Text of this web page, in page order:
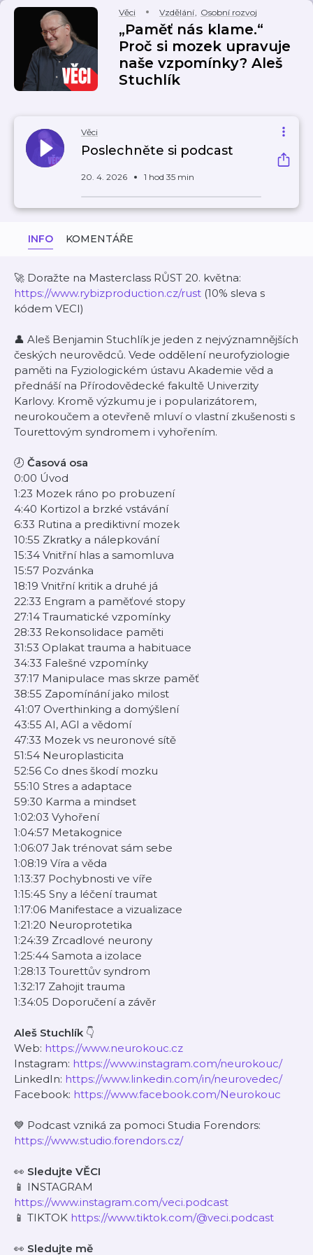
Věci Vzdělání, Osobní rozvoj
„Paměť nás klame.“
Proč si mozek upravuje
naše vzpomínky? Aleš
Stuchlík
Věci
Poslechněte si podcast
20. 4. 2026 1 hod 35 min
INFO KOMENTÁŘE
🚀 Doražte na Masterclass RŮST 20. května:
https://www.rybizproduction.cz/rust (10% sleva s
kódem VECI)
👤 Aleš Benjamin Stuchlík je jeden z nejvýznamnějších
českých neurovědců. Vede oddělení neurofyziologie
paměti na Fyziologickém ústavu Akademie věd a
přednáší na Přírodovědecké fakultě Univerzity
Karlovy. Kromě výzkumu je i popularizátorem,
neurokoučem a otevřeně mluví o vlastní zkušenosti s
Tourettovým syndromem i vyhořením.
🕗 Časová osa
0:00 Úvod
1:23 Mozek ráno po probuzení
4:40 Kortizol a brzké vstávání
6:33 Rutina a prediktivní mozek
10:55 Zkratky a nálepkování
15:34 Vnitřní hlas a samomluva
15:57 Pozvánka
18:19 Vnitřní kritik a druhé já
22:33 Engram a paměťové stopy
27:14 Traumatické vzpomínky
28:33 Rekonsolidace paměti
31:53 Oplakat trauma a habituace
34:33 Falešné vzpomínky
37:17 Manipulace mas skrze paměť
38:55 Zapomínání jako milost
41:07 Overthinking a domýšlení
43:55 AI, AGI a vědomí
47:33 Mozek vs neuronové sítě
51:54 Neuroplasticita
52:56 Co dnes škodí mozku
55:10 Stres a adaptace
59:30 Karma a mindset
1:02:03 Vyhoření
1:04:57 Metakognice
1:06:07 Jak trénovat sám sebe
1:08:19 Víra a věda
1:13:37 Pochybnosti ve víře
1:15:45 Sny a léčení traumat
1:17:06 Manifestace a vizualizace
1:21:20 Neuroprotetika
1:24:39 Zrcadlové neurony
1:25:44 Samota a izolace
1:28:13 Tourettův syndrom
1:32:17 Zahojit trauma
1:34:05 Doporučení a závěr
Aleš Stuchlík 👇
Web: https://www.neurokouc.cz
Instagram: https://www.instagram.com/neurokouc/
LinkedIn: https://www.linkedin.com/in/neurovedec/
Facebook: https://www.facebook.com/Neurokouc
💙 Podcast vzniká za pomoci Studia Forendors:
https://www.studio.forendors.cz/
👀 Sledujte VĚCI
📱 INSTAGRAM
https://www.instagram.com/veci.podcast
📱 TIKTOK https://www.tiktok.com/@veci.podcast
👀 Sledujte mě